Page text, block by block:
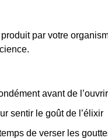
par votre
avant de
sentir le goût de l’élixir
de verser les